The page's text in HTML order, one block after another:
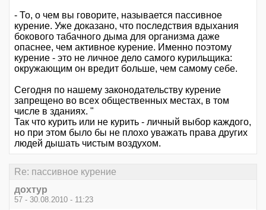
- То, о чем вы говорите, называется пассивное
курение. Уже доказано, что последствия вдыхания
бокового табачного дыма для организма даже
опаснее, чем активное курение. Именно поэтому
курение - это не личное дело самого курильщика:
окружающим он вредит больше, чем самому себе.
Сегодня по нашему законодательству курение
запрещено во всех общественных местах, в том
числе в зданиях. "
Так что курить или не курить - личный выбор каждого,
но при этом было бы не плохо уважать права других
людей дышать чистым воздухом.
Re: пассивное курение
дохтур
57 - 30.08.2010 - 11:23